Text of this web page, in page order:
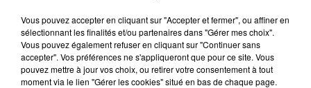
KIM KAY
Summer Again
OGAZUMU
Les Yeux De Laura -
Single
KUNGS
Galaxy
Vous pouvez accepter en cliquant sur "Accepter et fermer", ou affiner en
sélectionnant les finalités et/ou partenaires dans "Gérer mes choix".
Vous pouvez également refuser en cliquant sur "Continuer sans
accepter". Vos préférences ne s'appliqueront que pour ce site. Vous
pouvez mettre à jour vos choix, ou retirer votre consentement à tout
moment via le lien "Gérer les cookies" situé en bas de chaque page.